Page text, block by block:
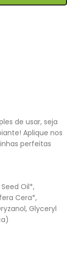
de usar, seja
Aplique nos
perfeitas
Oil*,
Cera*,
Glyceryl